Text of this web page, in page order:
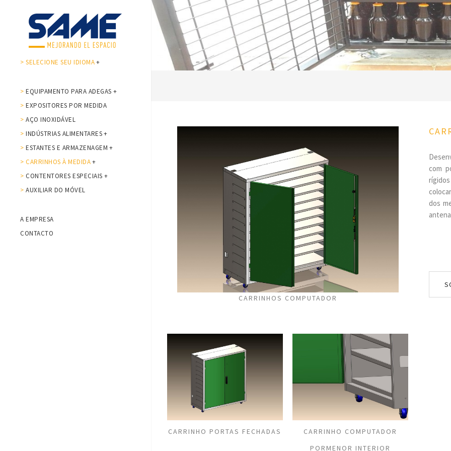
> SELECIONE SEU IDIOMA+
> EQUIPAMENTO PARA ADEGAS +
> EXPOSITORES POR MEDIDA
> AÇO INOXIDÁVEL
> INDÚSTRIAS ALIMENTARES+
> ESTANTES E ARMAZENAGEM +
> CARRINHOS À MEDIDA+
> CONTENTORES ESPECIAIS +
> AUXILIAR DO MÓVEL
A EMPRESA
CONTACTO
CARRINHOS COMPUTADOR
com
dos
CARRINHO PORTAS FECHADAS
CARRINHO COMPUTADOR
PORMENOR INTERIOR